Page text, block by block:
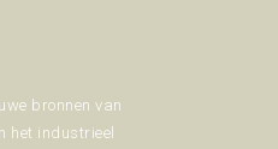
bronnen van
het industrieel